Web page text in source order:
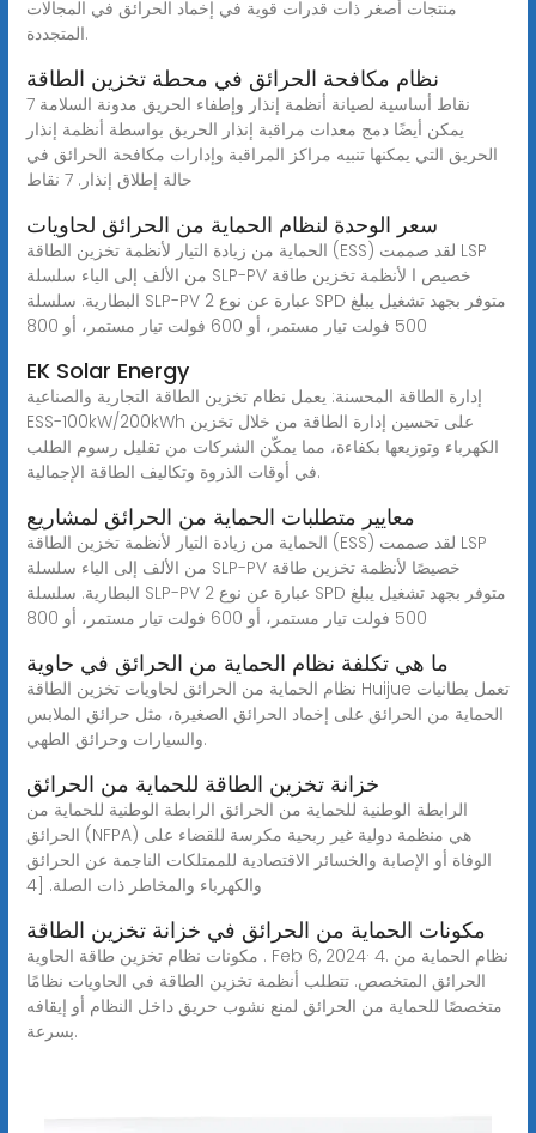
منتجات أصغر ذات قدرات قوية في إخماد الحرائق في المجالات
المتجددة.
نظام مكافحة الحرائق في محطة تخزين الطاقة
7 نقاط أساسية لصيانة أنظمة إنذار وإطفاء الحريق مدونة السلامة
يمكن أيضًا دمج معدات مراقبة إنذار الحريق بواسطة أنظمة إنذار
الحريق التي يمكنها تنبيه مراكز المراقبة وإدارات مكافحة الحرائق في
حالة إطلاق إنذار. 7 نقاط
سعر الوحدة لنظام الحماية من الحرائق لحاويات
الحماية من زيادة التيار لأنظمة تخزين الطاقة (ESS) لقد صممت LSP
من الألف إلى الياء سلسلة SLP-PV خصيص ا لأنظمة تخزين طاقة
البطارية. سلسلة SLP-PV عبارة عن نوع 2 SPD متوفر بجهد تشغيل يبلغ
500 فولت تيار مستمر، أو 600 فولت تيار مستمر، أو 800
EK Solar Energy
إدارة الطاقة المحسنة: يعمل نظام تخزين الطاقة التجارية والصناعية
ESS-100kW/200kWh على تحسين إدارة الطاقة من خلال تخزين
الكهرباء وتوزيعها بكفاءة، مما يمكّن الشركات من تقليل رسوم الطلب
في أوقات الذروة وتكاليف الطاقة الإجمالية.
معايير متطلبات الحماية من الحرائق لمشاريع
الحماية من زيادة التيار لأنظمة تخزين الطاقة (ESS) لقد صممت LSP
من الألف إلى الياء سلسلة SLP-PV خصيصًا لأنظمة تخزين طاقة
البطارية. سلسلة SLP-PV عبارة عن نوع 2 SPD متوفر بجهد تشغيل يبلغ
500 فولت تيار مستمر، أو 600 فولت تيار مستمر، أو 800
ما هي تكلفة نظام الحماية من الحرائق في حاوية
نظام الحماية من الحرائق لحاويات تخزين الطاقة Huijue تعمل بطانيات
الحماية من الحرائق على إخماد الحرائق الصغيرة، مثل حرائق الملابس
والسيارات وحرائق الطهي.
خزانة تخزين الطاقة للحماية من الحرائق
الرابطة الوطنية للحماية من الحرائق الرابطة الوطنية للحماية من
الحرائق (NFPA) هي منظمة دولية غير ربحية مكرسة للقضاء على
الوفاة أو الإصابة والخسائر الاقتصادية للممتلكات الناجمة عن الحرائق
والكهرباء والمخاطر ذات الصلة. [4
مكونات الحماية من الحرائق في خزانة تخزين الطاقة
مكونات نظام تخزين طاقة الحاوية . Feb 6, 2024· 4. نظام الحماية من
الحرائق المتخصص. تتطلب أنظمة تخزين الطاقة في الحاويات نظامًا
متخصصًا للحماية من الحرائق لمنع نشوب حريق داخل النظام أو إيقافه
بسرعة.